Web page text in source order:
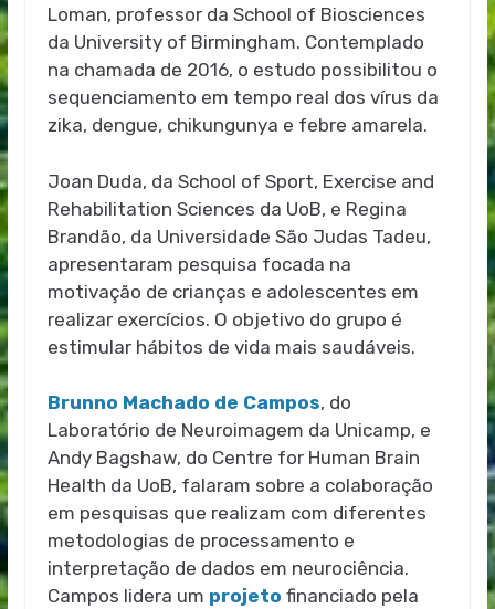
Loman, professor da School of Biosciences
da University of Birmingham. Contemplado
na chamada de 2016, o estudo possibilitou o
sequenciamento em tempo real dos vírus da
zika, dengue, chikungunya e febre amarela.
Joan Duda, da School of Sport, Exercise and
Rehabilitation Sciences da UoB, e Regina
Brandão, da Universidade São Judas Tadeu,
apresentaram pesquisa focada na
motivação de crianças e adolescentes em
realizar exercícios. O objetivo do grupo é
estimular hábitos de vida mais saudáveis.
Brunno Machado de Campos, do
Laboratório de Neuroimagem da Unicamp, e
Andy Bagshaw, do Centre for Human Brain
Health da UoB, falaram sobre a colaboração
em pesquisas que realizam com diferentes
metodologias de processamento e
interpretação de dados em neurociência.
Campos lidera um projeto financiado pela